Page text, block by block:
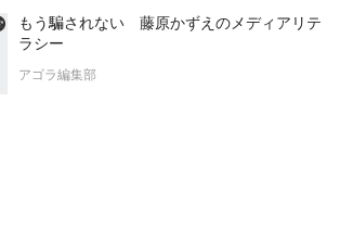
もう騙されない 藤原かずえのメディアリテ
ラシー
アゴラ編集部